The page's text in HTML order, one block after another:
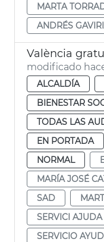
MARTA
ANDRÉS
modificado
ALCALDÍA
BIENESTAR
TODAS LAS
EN PORTADA
NORMAL
MARÍA JOSÉ
SAD
SERVICI
SERVICIO